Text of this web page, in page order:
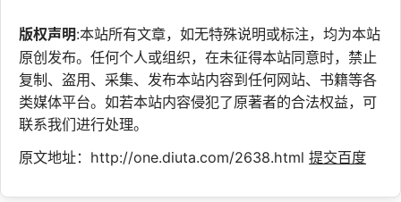
版权声明:本站所有文章，如无特殊说明或标注，均为本站
原创发布。任何个人或组织，在未征得本站同意时，禁止
复制、盗用、采集、发布本站内容到任何网站、书籍等各
类媒体平台。如若本站内容侵犯了原著者的合法权益，可
联系我们进行处理。
原文地址：http://one.diuta.com/2638.html 提交百度